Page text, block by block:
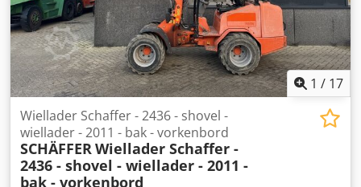
1 / 17
Wiellader Schaffer - 2436 - shovel -
wiellader - 2011 - bak - vorkenbord
SCHÄFFERWiellader Schaffer -
2436 - shovel - wiellader - 2011 -
bak - vorkenbord